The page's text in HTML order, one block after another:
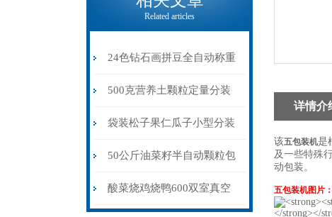
Related articles
24色钻石画拼豆全自动称重
连包机厂家定制供应
500克营养土颗粒定量分装
机价格
袋装松子果仁瓜子小型分装
机 1-100克高精度分装计量
机
50公斤油菜籽半自动颗粒包
装机厂家可定制
酸菜烧鸡烧鸭600双室真空
详情介
该五包装机是
及一些特殊
动包装。
五包装机图片：